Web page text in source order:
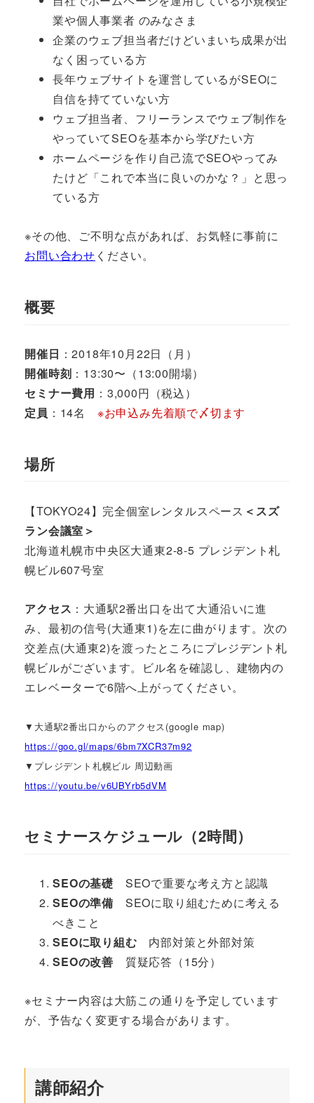
業や個人事業者 のみなさま
企業のウェブ担当者だけどいまいち成果が出
なく困っている方
長年ウェブサイトを運営しているがSEOに
自信を持てていない方
ウェブ担当者、フリーランスでウェブ制作を
やっていてSEOを基本から学びたい方
ホームページを作り自己流でSEOやってみ
たけど「これで本当に良いのかな？」と思っ
ている方
※その他、ご不明な点があれば、お気軽に事前に
お問い合わせ ください。
概要
開催日 ：2018年10月22日（月）
開催時刻 ：13:30〜（13:00開場）
セミナー費用 ：3,000円（税込）
定員 ：14名 ※お申込み先着順で〆切ます
場所
【TOKYO24】完全個室レンタルスペース ＜スズ
ラン会議室＞
北海道札幌市中央区大通東2-8-5 プレジデント札
幌ビル607号室
アクセス ：大通駅2番出口を出て大通沿いに進
み、最初の信号(大通東1)を左に曲がります。次の
交差点(大通東2)を渡ったところにプレジデント札
幌ビルがございます。ビル名を確認し、建物内の
エレベーターで6階へ上がってください。
▼大通駅2番出口からのアクセス(google map)
https://goo.gl/maps/6bm7XCR37m92
▼プレジデント札幌ビル 周辺動画
https://youtu.be/v6UBYrb5dVM
セミナースケジュール（2時間）
SEOの基礎 SEOで重要な考え方と認識
SEOの準備 SEOに取り組むために考える
べきこと
SEOに取り組む 内部対策と外部対策
SEOの改善 質疑応答（15分）
※セミナー内容は大筋この通りを予定しています
が、予告なく変更する場合があります。
講師紹介